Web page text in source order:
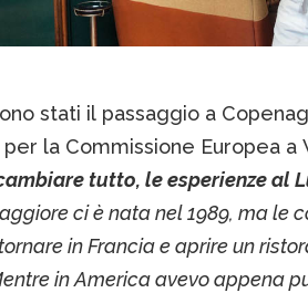
stati il passaggio a
la Commissione Europea a
tutto, le esperienze al
ci è nata nel 1989, ma le
in Francia e aprire un
in America avevo appena